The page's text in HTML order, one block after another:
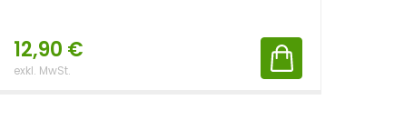
12,90 €
exkl. MwSt.